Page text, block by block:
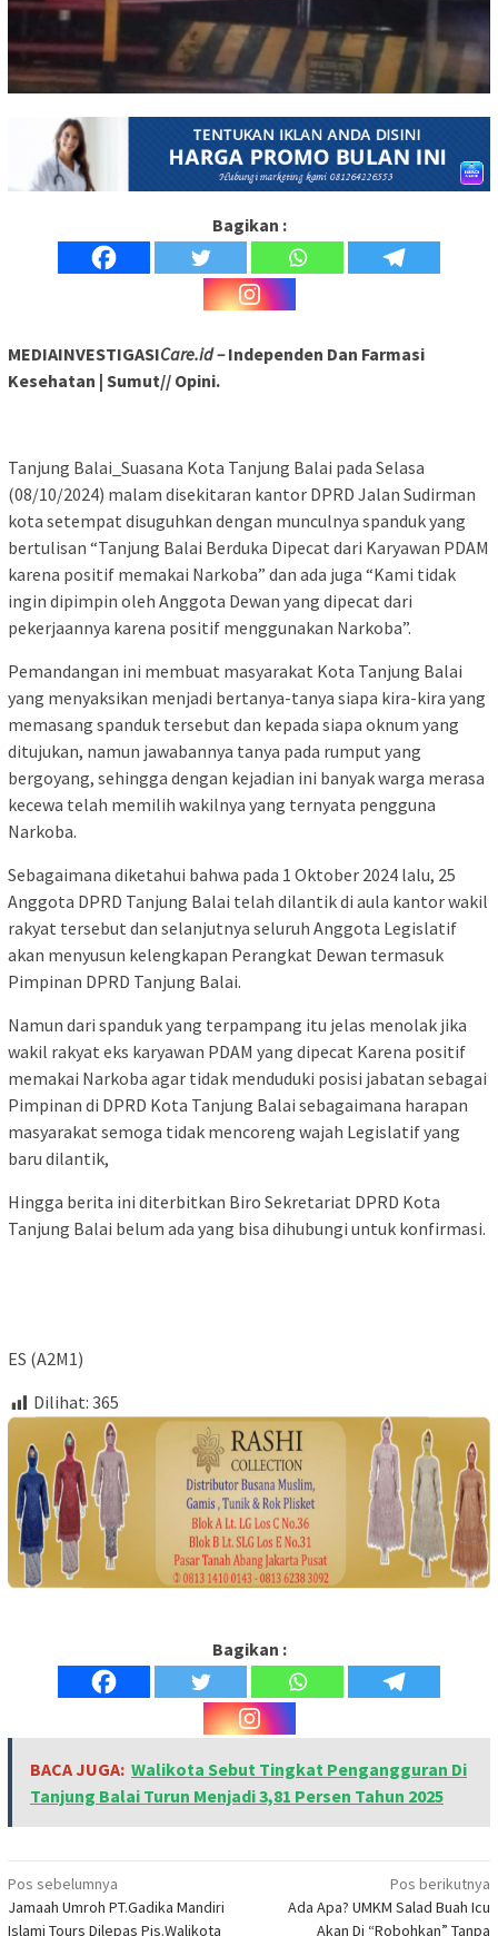
Bagikan :
MEDIAINVESTIGASICare.id –Independen Dan Farmasi
Kesehatan | Sumut// Opini.
Tanjung Balai_Suasana Kota Tanjung Balai pada Selasa
(08/10/2024) malam disekitaran kantor DPRD Jalan Sudirman
kota setempat disuguhkan dengan munculnya spanduk yang
bertulisan “Tanjung Balai Berduka Dipecat dari Karyawan PDAM
karena positif memakai Narkoba” dan ada juga “Kami tidak
ingin dipimpin oleh Anggota Dewan yang dipecat dari
pekerjaannya karena positif menggunakan Narkoba”.
Pemandangan ini membuat masyarakat Kota Tanjung Balai
yang menyaksikan menjadi bertanya-tanya siapa kira-kira yang
memasang spanduk tersebut dan kepada siapa oknum yang
ditujukan, namun jawabannya tanya pada rumput yang
bergoyang, sehingga dengan kejadian ini banyak warga merasa
kecewa telah memilih wakilnya yang ternyata pengguna
Narkoba.
Sebagaimana diketahui bahwa pada 1 Oktober 2024 lalu, 25
Anggota DPRD Tanjung Balai telah dilantik di aula kantor wakil
rakyat tersebut dan selanjutnya seluruh Anggota Legislatif
akan menyusun kelengkapan Perangkat Dewan termasuk
Pimpinan DPRD Tanjung Balai.
Namun dari spanduk yang terpampang itu jelas menolak jika
wakil rakyat eks karyawan PDAM yang dipecat Karena positif
memakai Narkoba agar tidak menduduki posisi jabatan sebagai
Pimpinan di DPRD Kota Tanjung Balai sebagaimana harapan
masyarakat semoga tidak mencoreng wajah Legislatif yang
baru dilantik,
Hingga berita ini diterbitkan Biro Sekretariat DPRD Kota
Tanjung Balai belum ada yang bisa dihubungi untuk konfirmasi.
ES (A2M1)
Dilihat: 365
Bagikan :
BACA JUGA: Walikota Sebut Tingkat Pengangguran Di
Tanjung Balai Turun Menjadi 3,81 Persen Tahun 2025
Navigasi
pos
Pos sebelumnya
Jamaah Umroh PT.Gadika Mandiri
Islami Tours Dilepas Pjs.Walikota
Pos berikutnya
Ada Apa? UMKM Salad Buah Icu
Akan Di “Robohkan” Tanpa